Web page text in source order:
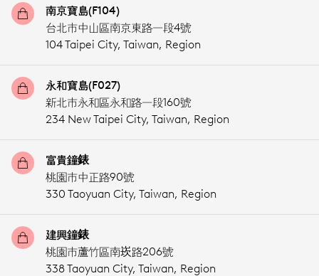
南京寶島(F104)
台北市中山區南京東路一段4號
104 Taipei City, Taiwan, Region
永和寶島(F027)
新北市永和區永和路一段160號
234 New Taipei City, Taiwan, Region
富貴鐘錶
桃園市中正路90號
330 Taoyuan City, Taiwan, Region
建興鐘錶
桃園市蘆竹區南崁路206號
338 Taoyuan City, Taiwan, Region